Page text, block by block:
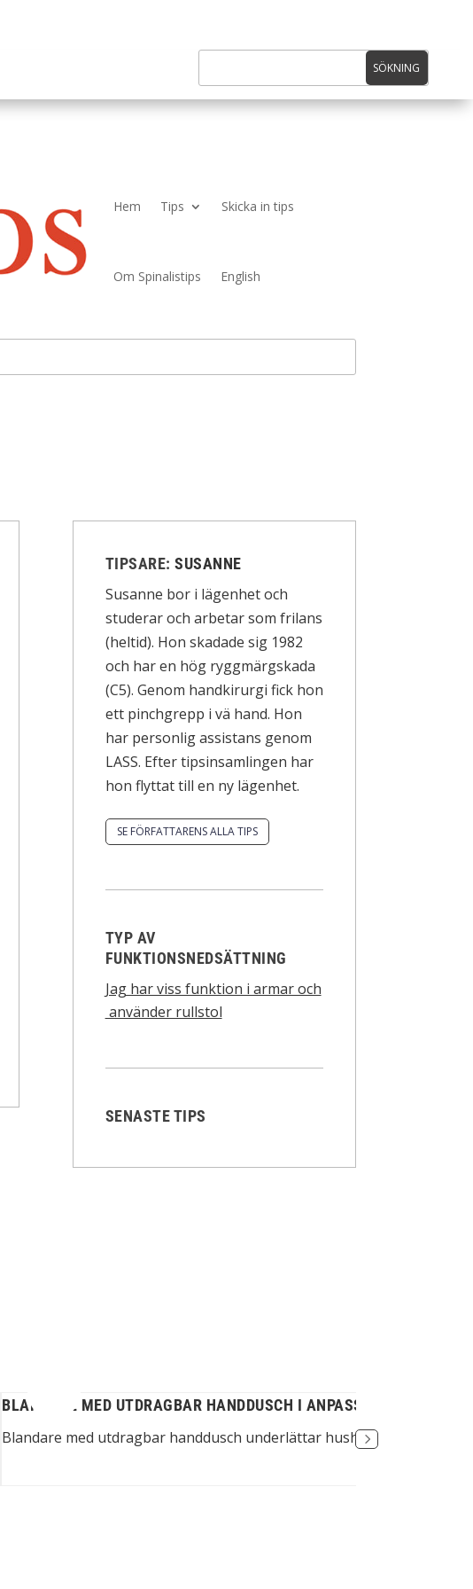
Hem Tips Skicka in tips
Om Spinalistips English
TIPSARE:SUSANNE
Susanne bor i lägenhet och
studerar och arbetar som frilans
(heltid). Hon skadade sig 1982
och har en hög ryggmärgskada
(C5). Genom handkirurgi fick hon
ett pinchgrepp i vä hand. Hon
har personlig assistans genom
LASS. Efter tipsinsamlingen har
hon flyttat till en ny lägenhet.
SE FÖRFATTARENS ALLA TIPS
TYP AV
FUNKTIONSNEDSÄTTNING
Jag har viss funktion i armar och
använder rullstol
SENASTE TIPS
BLANDARE MED UTDRAGBAR HANDDUSCH I ANPASSAT KÖK
Blandare med utdragbar handdusch underlättar hushållsarbete i